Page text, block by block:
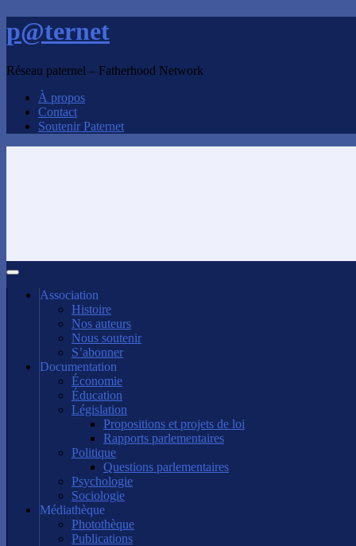
p@ternet
Réseau paternel – Fatherhood Network
À propos
Contact
Soutenir Paternet
Association
Histoire
Nos auteurs
Nous soutenir
S’abonner
Documentation
Économie
Éducation
Législation
Propositions et projets de loi
Rapports parlementaires
Politique
Questions parlementaires
Psychologie
Sociologie
Médiathèque
Photothèque
Publications